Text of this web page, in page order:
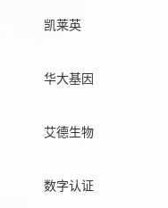
凯莱英
华大基因
艾德生物
数字认证